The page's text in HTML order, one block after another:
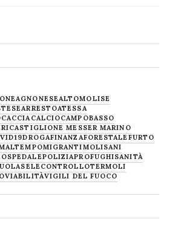
AGNONESEALTOMOLISE
ARRESTOATESSA
CACCIACALCIOCAMPOBASSO
CASTIGLIONE MESSER MARINO
DROGAFINANZAFORESTALE FURTO
MIGRANTIMOLISANI
OSPEDALEPOLIZIAPROFUGHISANITÀ
SELECONTROLLOTERMOLI
VIABILITÀVIGILI DEL FUOCO